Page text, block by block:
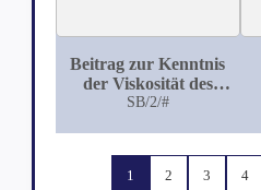
Beitrag zur Kenntnis
der Viskosität des
Blutes, des Serums
SB/2/#
1 2 3 4